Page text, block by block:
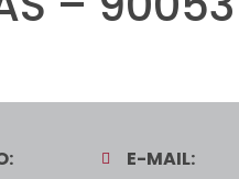
E-MAIL: